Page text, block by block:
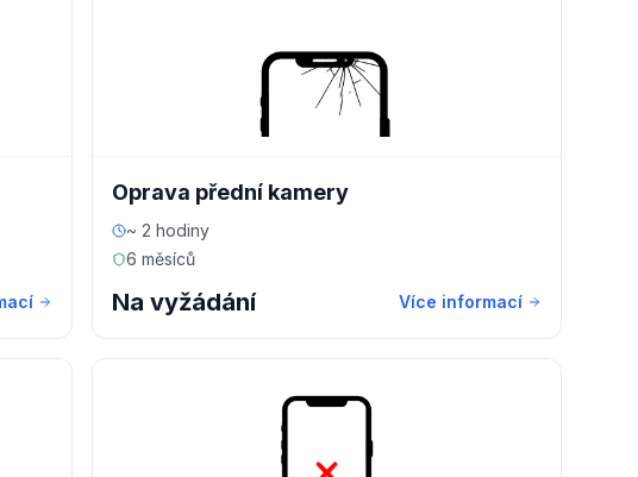
Oprava přední kamery
~ 2 hodiny
6 měsíců
Na vyžádání Více informací